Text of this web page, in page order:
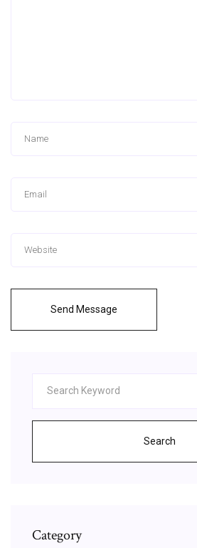
Send Message
Search
Category